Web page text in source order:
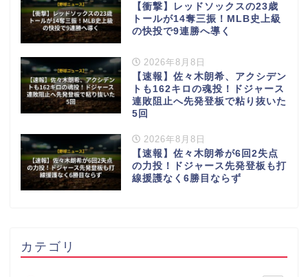
【衝撃】レッドソックスの23歳
トールが14奪三振！MLB史上級
の快投で9連勝へ導く
2026年8月8日
【速報】佐々木朗希、アクシデン
トも162キロの魂投！ドジャース
連敗阻止へ先発登板で粘り抜いた
5回
2026年8月8日
【速報】佐々木朗希が6回2失点
の力投！ドジャース先発登板も打
線援護なく6勝目ならず
カテゴリ